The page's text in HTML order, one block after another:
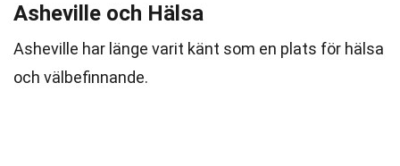
Asheville och Hälsa
Asheville har länge varit känt som en plats för hälsa
och välbefinnande.